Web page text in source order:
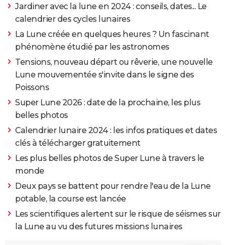
Jardiner avec la lune en 2024 : conseils, dates... Le
calendrier des cycles lunaires
La Lune créée en quelques heures ? Un fascinant
phénomène étudié par les astronomes
Tensions, nouveau départ ou rêverie, une nouvelle
Lune mouvementée s'invite dans le signe des
Poissons
Super Lune 2026 : date de la prochaine, les plus
belles photos
Calendrier lunaire 2024 : les infos pratiques et dates
clés à télécharger gratuitement
Les plus belles photos de Super Lune à travers le
monde
Deux pays se battent pour rendre l'eau de la Lune
potable, la course est lancée
Les scientifiques alertent sur le risque de séismes sur
la Lune au vu des futures missions lunaires